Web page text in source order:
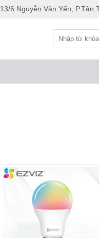
13/6 Nguyễn Văn Yến, P.Tân